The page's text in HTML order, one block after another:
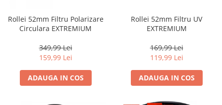
Rollei 52mm Filtru Polarizare
Circulara EXTREMIUM
349,99 Lei
159,99 Lei
ADAUGA IN COS
Rollei 52mm Filtru UV
EXTREMIUM
169,99 Lei
119,99 Lei
ADAUGA IN COS